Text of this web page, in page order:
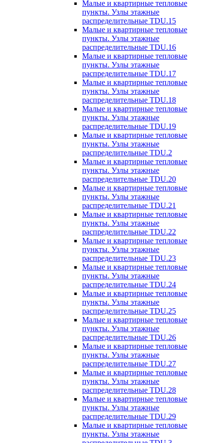
Малые и квартирные тепловые
пункты. Узлы этажные
распределительные TDU.15
Малые и квартирные тепловые
пункты. Узлы этажные
распределительные TDU.16
Малые и квартирные тепловые
пункты. Узлы этажные
распределительные TDU.17
Малые и квартирные тепловые
пункты. Узлы этажные
распределительные TDU.18
Малые и квартирные тепловые
пункты. Узлы этажные
распределительные TDU.19
Малые и квартирные тепловые
пункты. Узлы этажные
распределительные TDU.2
Малые и квартирные тепловые
пункты. Узлы этажные
распределительные TDU.20
Малые и квартирные тепловые
пункты. Узлы этажные
распределительные TDU.21
Малые и квартирные тепловые
пункты. Узлы этажные
распределительные TDU.22
Малые и квартирные тепловые
пункты. Узлы этажные
распределительные TDU.23
Малые и квартирные тепловые
пункты. Узлы этажные
распределительные TDU.24
Малые и квартирные тепловые
пункты. Узлы этажные
распределительные TDU.25
Малые и квартирные тепловые
пункты. Узлы этажные
распределительные TDU.26
Малые и квартирные тепловые
пункты. Узлы этажные
распределительные TDU.27
Малые и квартирные тепловые
пункты. Узлы этажные
распределительные TDU.28
Малые и квартирные тепловые
пункты. Узлы этажные
распределительные TDU.29
Малые и квартирные тепловые
пункты. Узлы этажные